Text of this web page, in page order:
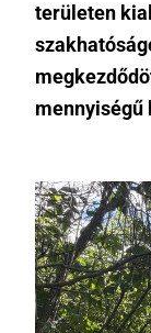
területen